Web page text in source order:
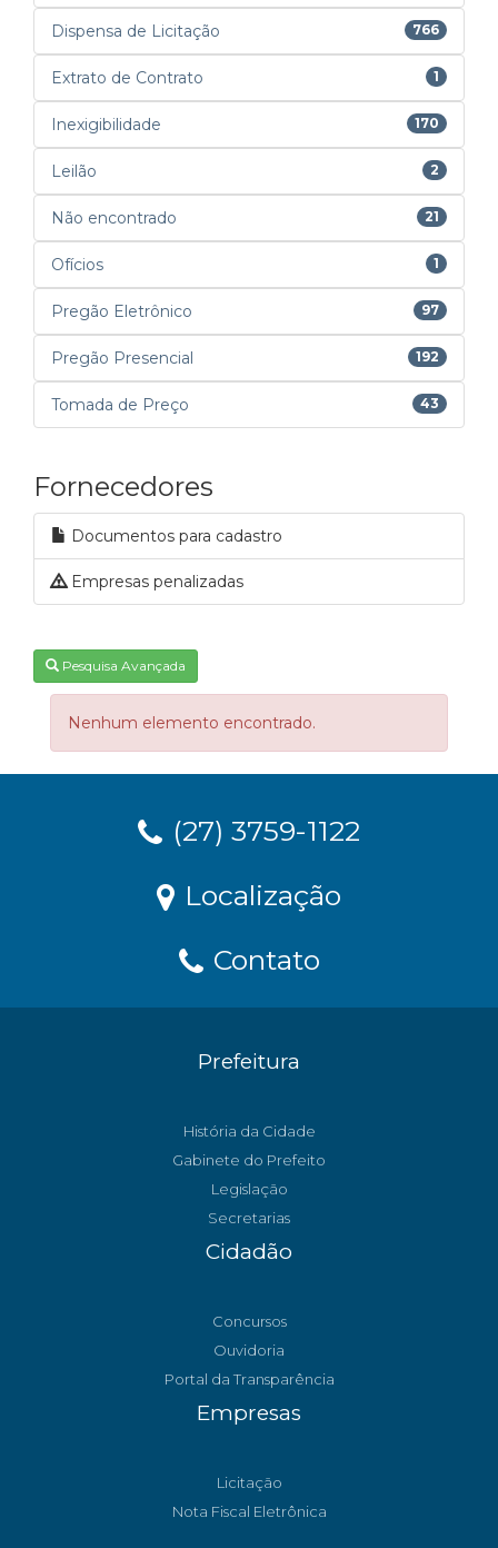
Dispensa de Licitação 766
Extrato de Contrato 1
Inexigibilidade 170
Leilão 2
Não encontrado 21
Ofícios 1
Pregão Eletrônico 97
Pregão Presencial 192
Tomada de Preço 43
Fornecedores
Documentos para cadastro
Empresas penalizadas
Pesquisa Avançada
Nenhum elemento encontrado.
(27) 3759-1122
Localização
Contato
Prefeitura
História da Cidade
Gabinete do Prefeito
Legislação
Secretarias
Cidadão
Concursos
Ouvidoria
Portal da Transparência
Empresas
Licitação
Nota Fiscal Eletrônica